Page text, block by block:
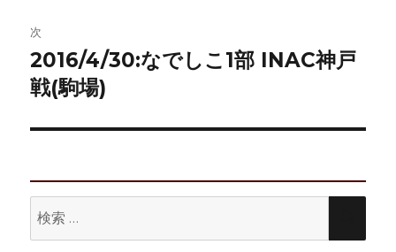
ゲ
ー
シ
ン
次
次
の
稿:
2016/4/30:なでしこ1部 INAC神戸
戦(駒場)
索